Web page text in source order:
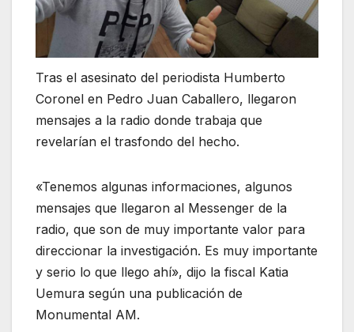
Tras el asesinato del periodista Humberto
Coronel en Pedro Juan Caballero, llegaron
mensajes a la radio donde trabaja que
revelarían el trasfondo del hecho.
«Tenemos algunas informaciones, algunos
mensajes que llegaron al Messenger de la
radio, que son de muy importante valor para
direccionar la investigación. Es muy importante
y serio lo que llego ahí», dijo la fiscal Katia
Uemura según una publicación de
Monumental AM.